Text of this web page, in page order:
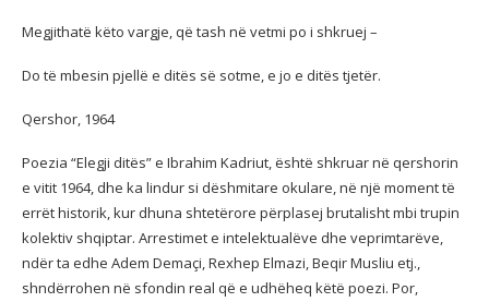
Megjithatë këto vargje, që tash në vetmi po i shkruej –
Do të mbesin pjellë e ditës së sotme, e jo e ditës tjetër.
Qershor, 1964
Poezia “Elegji ditës” e Ibrahim Kadriut, është shkruar në qershorin
e vitit 1964, dhe ka lindur si dëshmitare okulare, në një moment të
errët historik, kur dhuna shtetërore përplasej brutalisht mbi trupin
kolektiv shqiptar. Arrestimet e intelektualëve dhe veprimtarëve,
ndër ta edhe Adem Demaçi, Rexhep Elmazi, Beqir Musliu etj.,
shndërrohen në sfondin real që e udhëheq këtë poezi. Por,